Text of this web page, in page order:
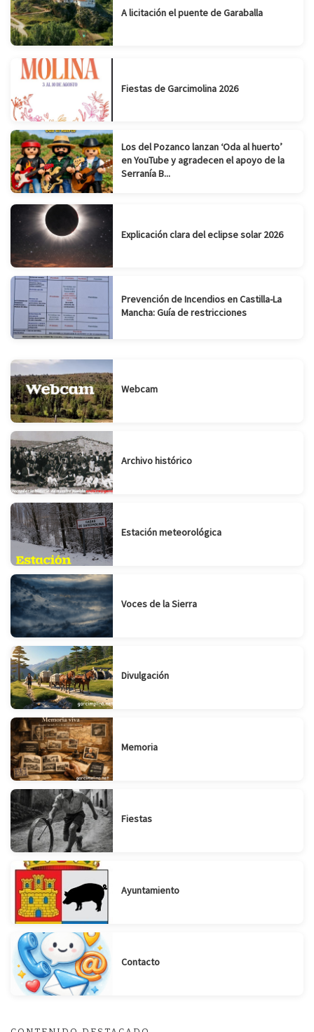
A licitación el puente de Garaballa
Fiestas de Garcimolina 2026
Los del Pozanco lanzan ‘Oda al huerto’
en YouTube y agradecen el apoyo de la
Serranía B...
Explicación clara del eclipse solar 2026
Prevención de Incendios en Castilla-La
Mancha: Guía de restricciones
Webcam
Archivo histórico
Estación meteorológica
Voces de la Sierra
Divulgación
Memoria
Fiestas
Ayuntamiento
Contacto